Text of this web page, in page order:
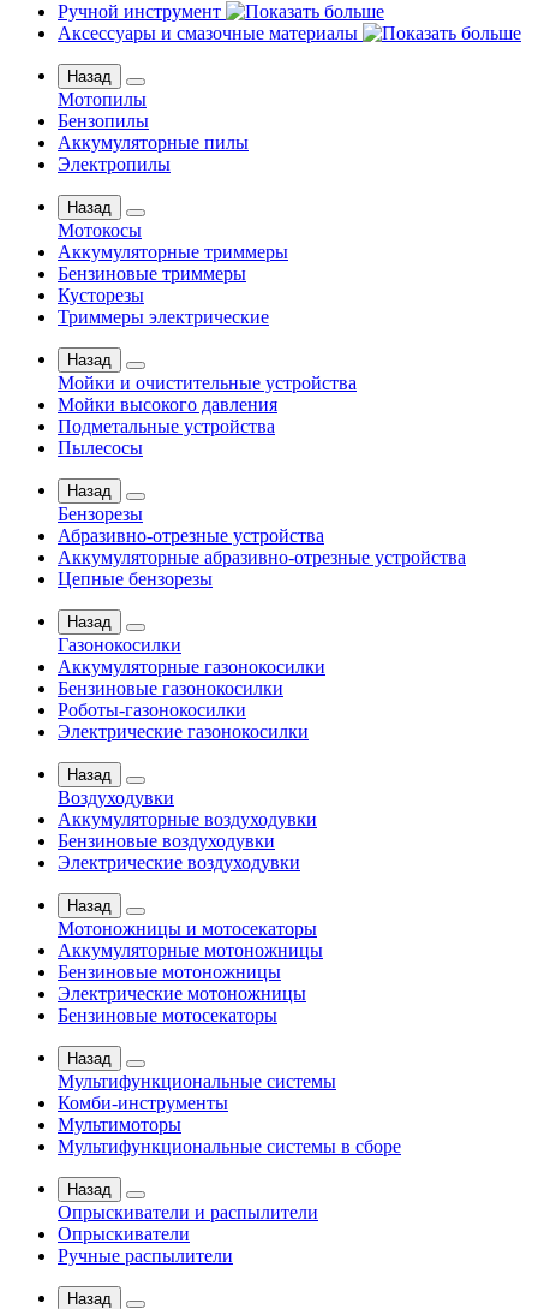
Ручной инструмент
Аксессуары и смазочные материалы
Назад
Мотопилы
Бензопилы
Аккумуляторные пилы
Электропилы
Назад
Мотокосы
Аккумуляторные триммеры
Бензиновые триммеры
Кусторезы
Триммеры электрические
Назад
Мойки и очистительные устройства
Мойки высокого давления
Подметальные устройства
Пылесосы
Назад
Бензорезы
Абразивно-отрезные устройства
Аккумуляторные абразивно-отрезные устройства
Цепные бензорезы
Назад
Газонокосилки
Аккумуляторные газонокосилки
Бензиновые газонокосилки
Роботы-газонокосилки
Электрические газонокосилки
Назад
Воздуходувки
Аккумуляторные воздуходувки
Бензиновые воздуходувки
Электрические воздуходувки
Назад
Мотоножницы и мотосекаторы
Аккумуляторные мотоножницы
Бензиновые мотоножницы
Электрические мотоножницы
Бензиновые мотосекаторы
Назад
Мультифункциональные системы
Комби-инструменты
Мультимоторы
Мультифункциональные системы в сборе
Назад
Опрыскиватели и распылители
Опрыскиватели
Ручные распылители
Назад